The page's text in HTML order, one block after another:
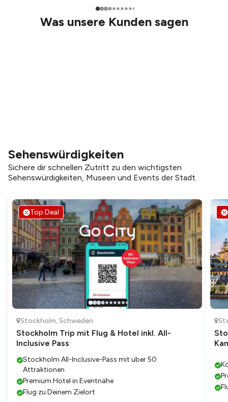
Was unsere Kunden sagen
Sehenswürdigkeiten
Sichere dir schnellen Zutritt zu den wichtigsten
Sehenswürdigkeiten, Museen und Events der Stadt.
Top Deal
Stockholm,Schweden
Stockholm Trip mit Flug & Hotel inkl. All-
Inclusive Pass
Stockholm All-Inclusive-Pass mit über 50
Attraktionen
Premium Hotel in Eventnähe
Flug zu Deinem Zielort